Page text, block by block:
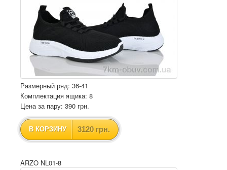
Размерный ряд: 36-41
Комплектация ящика: 8
Цена за пару: 390 грн.
В КОРЗИНУ 3120 грн.
ARZO NL01-8